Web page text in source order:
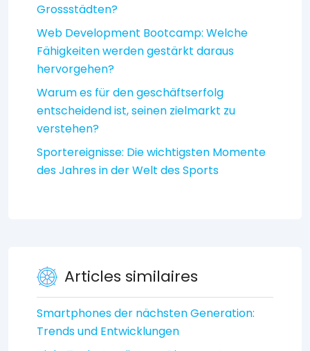
Grossstädten?
Web Development Bootcamp: Welche
Fähigkeiten werden gestärkt daraus
hervorgehen?
Warum es für den geschäftserfolg
entscheidend ist, seinen zielmarkt zu
verstehen?
Sportereignisse: Die wichtigsten Momente
des Jahres in der Welt des Sports
Articles similaires
Smartphones der nächsten Generation:
Trends und Entwicklungen